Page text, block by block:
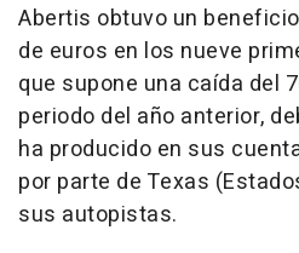
Abertis obtuvo un
de euros en los nueve
que supone una caída del
periodo del año anterior,
ha producido en sus
por parte de Texas
sus autopistas.